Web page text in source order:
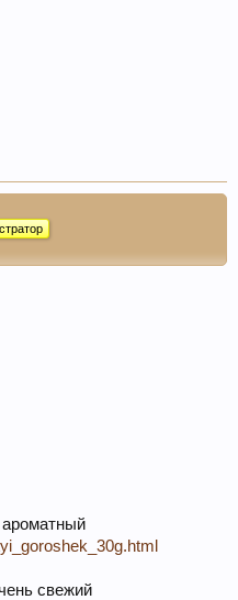
свежий